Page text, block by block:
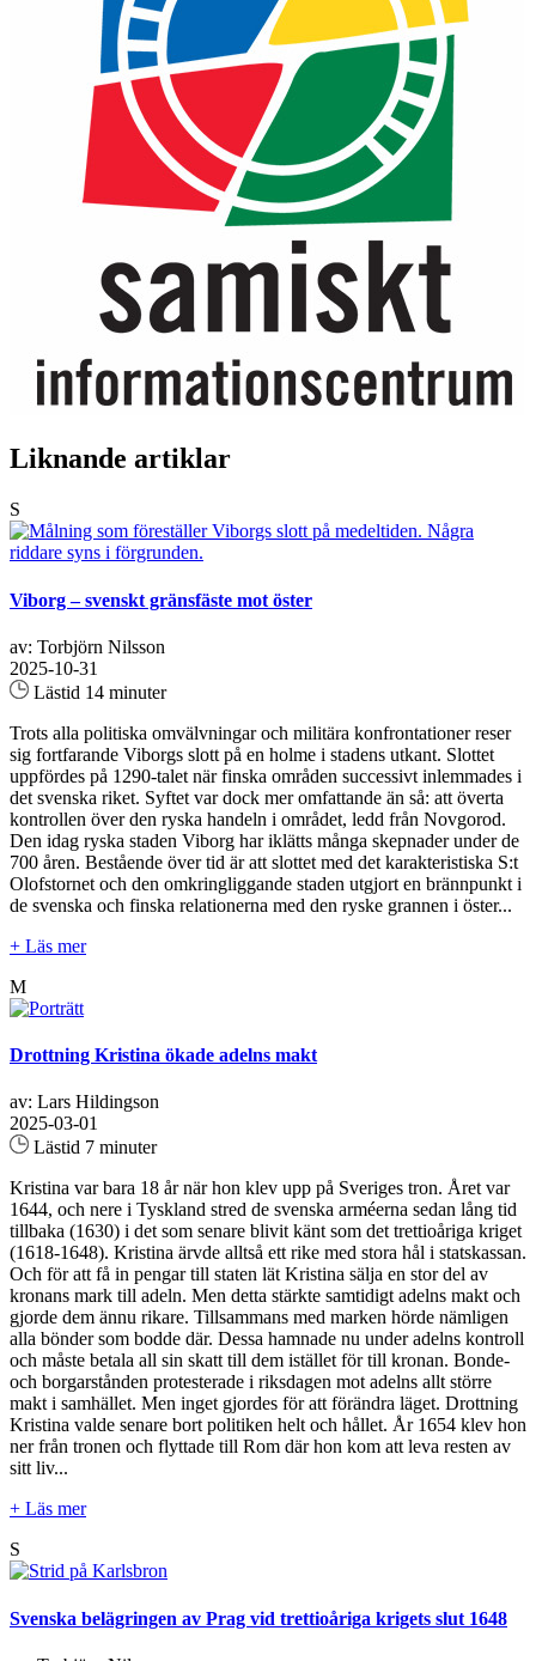
Liknande artiklar
S
Viborg – svenskt gränsfäste mot öster
av: Torbjörn Nilsson
2025-10-31
Lästid 14 minuter
Trots alla politiska omvälvningar och militära konfrontationer reser
sig fortfarande Viborgs slott på en holme i stadens utkant. Slottet
uppfördes på 1290-talet när finska områden successivt inlemmades i
det svenska riket. Syftet var dock mer omfattande än så: att överta
kontrollen över den ryska handeln i området, ledd från Novgorod.
Den idag ryska staden Viborg har iklätts många skepnader under de
700 åren. Bestående över tid är att slottet med det karakteristiska S:t
Olofstornet och den omkringliggande staden utgjort en brännpunkt i
de svenska och finska relationerna med den ryske grannen i öster...
+ Läs mer
M
Drottning Kristina ökade adelns makt
av: Lars Hildingson
2025-03-01
Lästid 7 minuter
Kristina var bara 18 år när hon klev upp på Sveriges tron. Året var
1644, och nere i Tyskland stred de svenska arméerna sedan lång tid
tillbaka (1630) i det som senare blivit känt som det trettioåriga kriget
(1618-1648). Kristina ärvde alltså ett rike med stora hål i statskassan.
Och för att få in pengar till staten lät Kristina sälja en stor del av
kronans mark till adeln. Men detta stärkte samtidigt adelns makt och
gjorde dem ännu rikare. Tillsammans med marken hörde nämligen
alla bönder som bodde där. Dessa hamnade nu under adelns kontroll
och måste betala all sin skatt till dem istället för till kronan. Bonde-
och borgarstånden protesterade i riksdagen mot adelns allt större
makt i samhället. Men inget gjordes för att förändra läget. Drottning
Kristina valde senare bort politiken helt och hållet. År 1654 klev hon
ner från tronen och flyttade till Rom där hon kom att leva resten av
sitt liv...
+ Läs mer
S
Svenska belägringen av Prag vid trettioåriga krigets slut 1648